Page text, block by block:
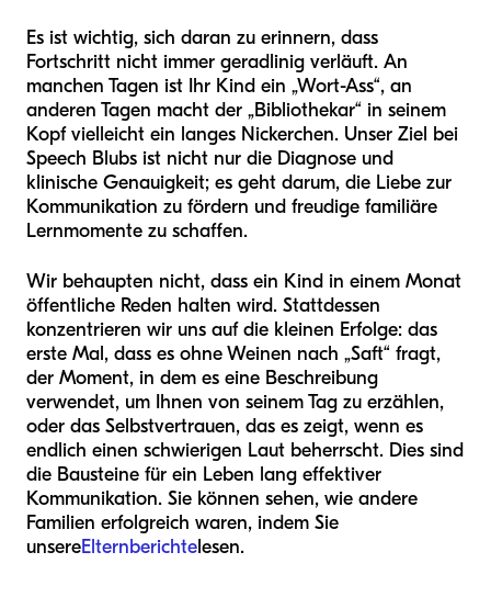
Es ist wichtig, sich daran zu erinnern, dass
Fortschritt nicht immer geradlinig verläuft. An
manchen Tagen ist Ihr Kind ein „Wort-Ass“, an
anderen Tagen macht der „Bibliothekar“ in seinem
Kopf vielleicht ein langes Nickerchen. Unser Ziel bei
Speech Blubs ist nicht nur die Diagnose und
klinische Genauigkeit; es geht darum, die Liebe zur
Kommunikation zu fördern und freudige familiäre
Lernmomente zu schaffen.
Wir behaupten nicht, dass ein Kind in einem Monat
öffentliche Reden halten wird. Stattdessen
konzentrieren wir uns auf die kleinen Erfolge: das
erste Mal, dass es ohne Weinen nach „Saft“ fragt,
der Moment, in dem es eine Beschreibung
verwendet, um Ihnen von seinem Tag zu erzählen,
oder das Selbstvertrauen, das es zeigt, wenn es
endlich einen schwierigen Laut beherrscht. Dies sind
die Bausteine für ein Leben lang effektiver
Kommunikation. Sie können sehen, wie andere
Familien erfolgreich waren, indem Sie
unsereElternberichtelesen.